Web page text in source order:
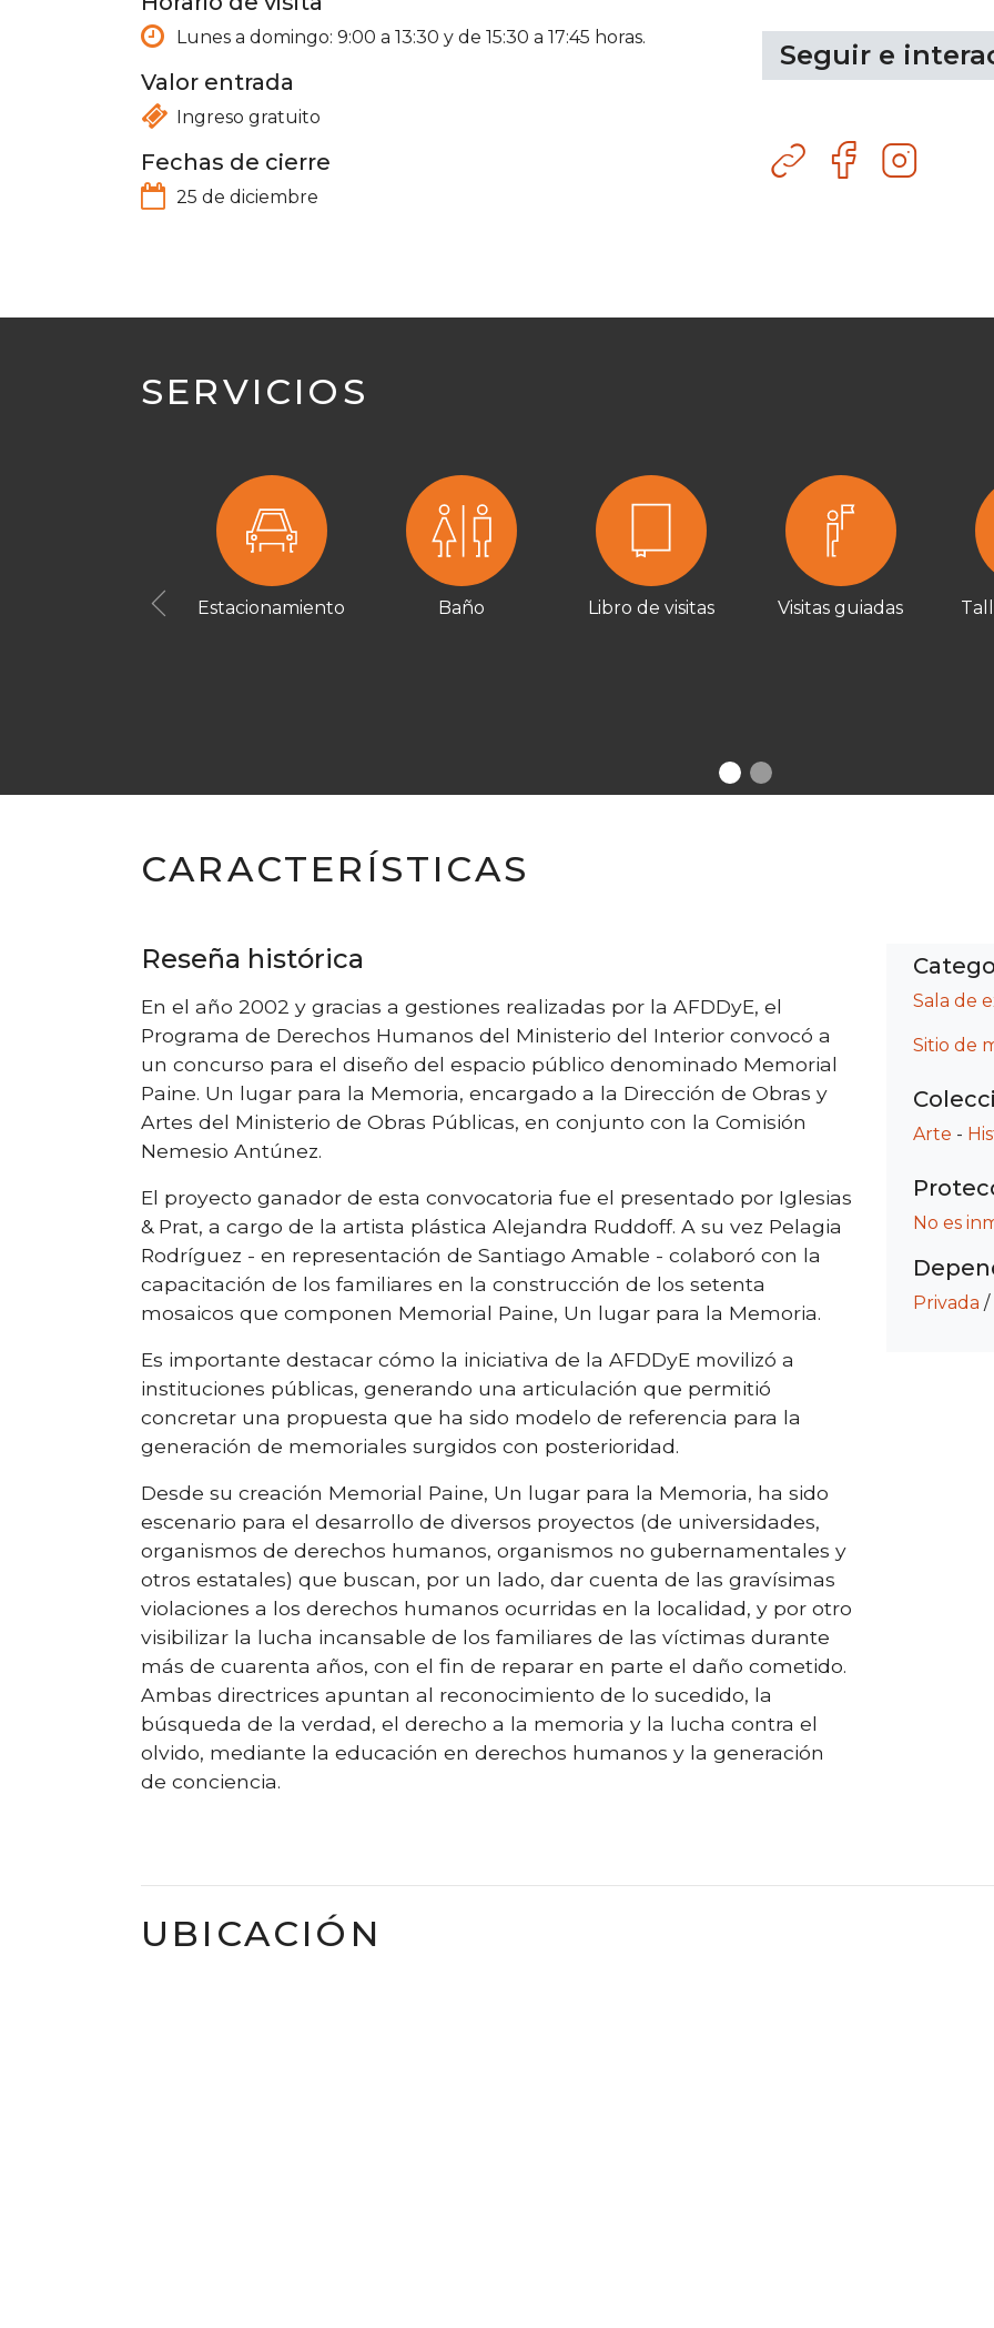
Lunes a domingo: 9:00 a 13:30 y de 15:30 a 17:45 horas.
Valor entrada
Ingreso gratuito
Fechas de cierre
25 de diciembre
Seguir e
SERVICIOS
Estacionamiento Baño Libro de visitas Visitas guiadas
Previous
CARACTERÍSTICAS
Reseña histórica
En el año 2002 y gracias a gestiones realizadas por la AFDDyE, el
Programa de Derechos Humanos del Ministerio del Interior convocó a
un concurso para el diseño del espacio público denominado Memorial
Paine. Un lugar para la Memoria, encargado a la Dirección de Obras y
Artes del Ministerio de Obras Públicas, en conjunto con la Comisión
Nemesio Antúnez.
El proyecto ganador de esta convocatoria fue el presentado por Iglesias
& Prat, a cargo de la artista plástica Alejandra Ruddoff. A su vez Pelagia
Rodríguez - en representación de Santiago Amable - colaboró con la
capacitación de los familiares en la construcción de los setenta
mosaicos que componen Memorial Paine, Un lugar para la Memoria.
Es importante destacar cómo la iniciativa de la AFDDyE movilizó a
instituciones públicas, generando una articulación que permitió
concretar una propuesta que ha sido modelo de referencia para la
generación de memoriales surgidos con posterioridad.
Desde su creación Memorial Paine, Un lugar para la Memoria, ha sido
escenario para el desarrollo de diversos proyectos (de universidades,
organismos de derechos humanos, organismos no gubernamentales y
otros estatales) que buscan, por un lado, dar cuenta de las gravísimas
violaciones a los derechos humanos ocurridas en la localidad, y por otro
visibilizar la lucha incansable de los familiares de las víctimas durante
más de cuarenta años, con el fin de reparar en parte el daño cometido.
Ambas directrices apuntan al reconocimiento de lo sucedido, la
búsqueda de la verdad, el derecho a la memoria y la lucha contra el
olvido, mediante la educación en derechos humanos y la generación
de conciencia.
Sala de
Sitio de
Arte -
No es
Privada /
UBICACIÓN